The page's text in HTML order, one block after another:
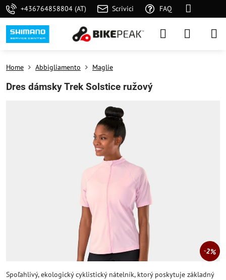
+436764858804 (AT) Scrivici FAQ
2%
Home Abbigliamento Maglie
Dres dámsky Trek Solstice ružový
Spoľahlivý, ekologický cyklistický nátelník, ktorý poskytuje základný